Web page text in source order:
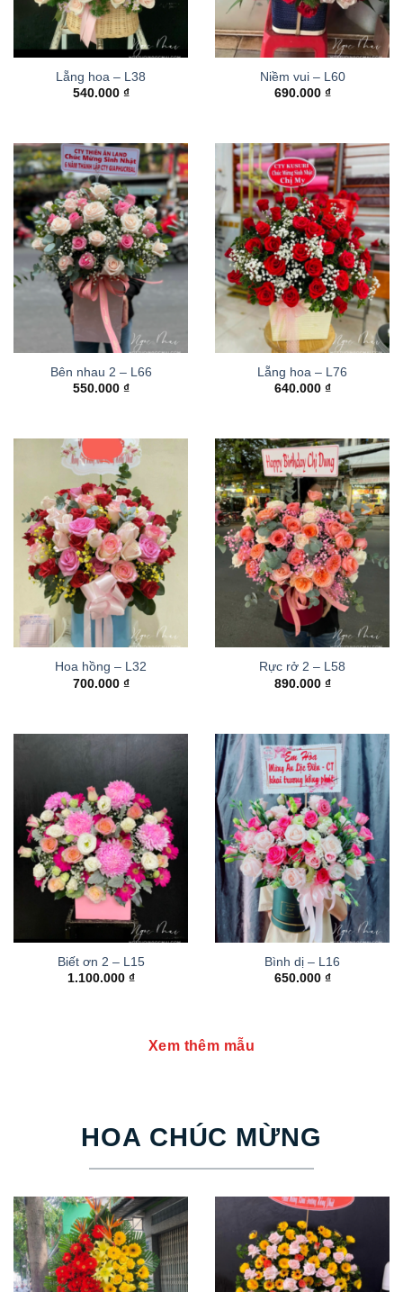
Lẵng hoa – L38
540.000 ₫
Niềm vui – L60
690.000 ₫
Bên nhau 2 – L66
550.000 ₫
Lẵng hoa – L76
640.000 ₫
Hoa hồng – L32
700.000 ₫
Rực rở 2 – L58
890.000 ₫
Biết ơn 2 – L15
1.100.000 ₫
Bình dị – L16
650.000 ₫
Xem thêm mẫu
HOA CHÚC MỪNG